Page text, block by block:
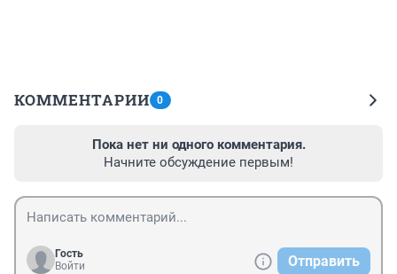
КОММЕНТАРИИ 0
Пока нет ни одного комментария.
Начните обсуждение первым!
Гость
Войти
Отправить